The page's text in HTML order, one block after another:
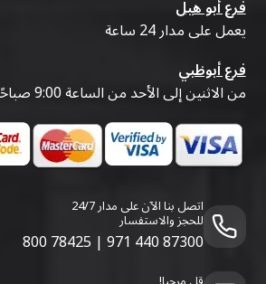
فرع أبو هيل
يعمل على مدار 24 ساعة
فرع أبوظبي
من الاثنين إلى الأحد من الساعة 9:00 صباحًا حتى 07:00 مساءً
اتصل بنا الآن على مدار 24/7
للحجز والاستفسار
800 78425 | 971 440 87300